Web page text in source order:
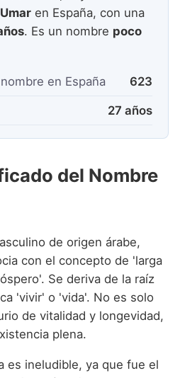
que empiezan por P
que empiezan por Q
que empiezan por R
que empiezan por S
que empiezan por T
que empiezan por V
que empiezan por Y
que empiezan por Z
Niño Valencianos
de Niño Vascos
Niño Rumanos
de Niño Rusos
Umar en España, con una
. Es un nombre poco
en España 623
27 años
del Nombre
de origen árabe,
con el concepto de 'larga
Se deriva de la raíz
'vivir' o 'vida'. No es solo
de vitalidad y longevidad,
plena.
es ineludible, ya que fue el